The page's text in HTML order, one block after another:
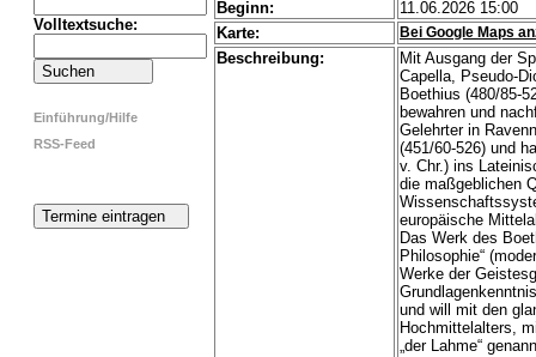
Volltextsuche:
Einführung/Hilfe
RSS-Feed
Beginn:
11.06.2026 15:00
Karte:
Bei Google Maps
Beschreibung:
Mit Ausgang der
Capella, Pseudo-
Boethius (480/85-
bewahren und
Gelehrter in
(451/60-526) und
v. Chr.) ins
die maßgeblichen
europäische
Das Werk des
Philosophie“
Werke der
und will mit den
Hochmittelalters,
„der Lahme“